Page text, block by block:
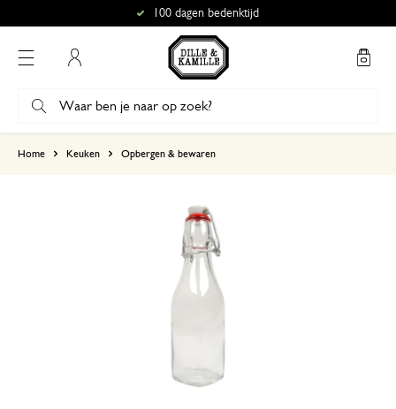
100 dagen bedenktijd
Home Keuken Opbergen & bewaren
5
Netjes ingepakt. Goed